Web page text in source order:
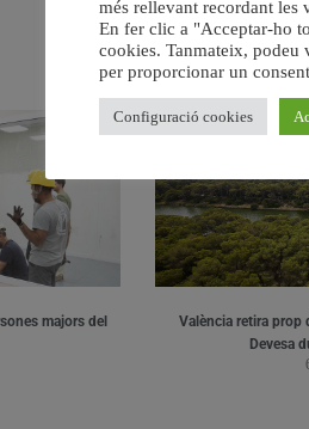
majors del
València retira prop
Devesa
més rellevant recordant les
En fer clic a "Acceptar-ho
cookies. Tanmateix, podeu
per proporcionar un
Configuració cookies